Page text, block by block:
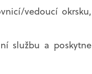
vedoucí okrsku,
službu a poskytne